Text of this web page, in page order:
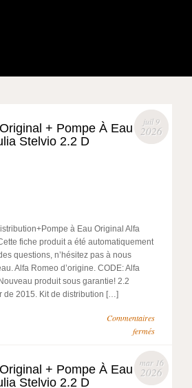
juil 9
2026
+ Pompe À Eau
Stelvio 2.2 D
à Eau Original Alfa
fiche produit a été automatiquement
questions, n’hésitez pas à nous
Alfa Romeo d’origine. CODE: Alfa
produit sous garantie! 2.2
de 2015. Kit de distribution […]
Commentaires
fermés
mar 16
2026
+ Pompe À Eau
Stelvio 2.2 D